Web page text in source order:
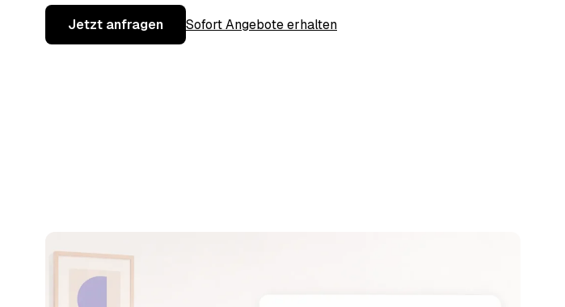
Jetzt anfragen Sofort Angebote erhalten